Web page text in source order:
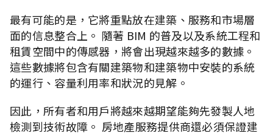
最有可能的是，它將重點放在建築、服務和市場層
面的信息整合上。 隨著 BIM 的普及以及系統工程和
租賃空間中的傳感器，將會出現越來越多的數據。
這些數據將包含有關建築物和建築物中安裝的系統
的運行、容量利用率和狀況的見解。
因此，所有者和用戶將越來越期望能夠先發製人地
檢測到技術故障。 房地產服務提供商還必須保證建